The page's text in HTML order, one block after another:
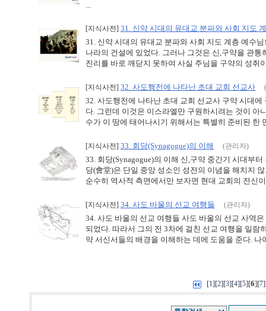
...
[지식사전] 31. 신약 시대의 유대교 분파와 사회 지도
31. 신약 시대의 유대교 분파와 사회 지도 계층 예수
나라의 건설에 있었다. 그러나 그것은 신,구약을 관
진리를 바로 깨닫지 못하여 사실 주님을 구약의 성취
[지식사전] 32. 사도행전에 나타난 초대 교회 선교사
32. 사도행전에 나타난 초대 교회 선교사 구약 시대
다. 그런데 이것은 이스라엘만 구원하시려는 것이 아
수가 이 땅에 태어나시기 위해서는 특별히 준비된 한
[지식사전] 33. 회당(Synagogue)의 이해 (관리자)
33. 회당(Synagogue)의 이해 신,구약 중간기 시대부
당(會堂)은 단일 중앙 성소인 성전의 이념을 해치지
순수히 역사적 측면에서만 보자면 현대 교회의 전신
[지식사전] 34. 사도 바울의 선교 여행들 (관리자)
34. 사도 바울의 선교 여행들 사도 바울의 선교 사역
되었다. 따라서 그의 전 3차에 걸친 선교 여행을 일
약 서신서들의 배경을 이해하는 데에 도움을 준다. 나
[1][2][3][4][5][6][7